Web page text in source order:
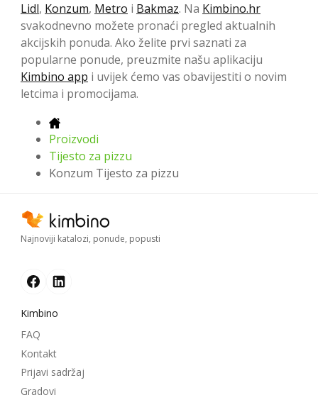
Lidl, Konzum, Metro i Bakmaz. Na Kimbino.hr
svakodnevno možete pronaći pregled aktualnih
akcijskih ponuda. Ako želite prvi saznati za
popularne ponude, preuzmite našu aplikaciju
Kimbino app i uvijek ćemo vas obavijestiti o novim
letcima i promocijama.
Proizvodi
Tijesto za pizzu
Konzum Tijesto za pizzu
Najnoviji katalozi, ponude, popusti
Kimbino
FAQ
Kontakt
Prijavi sadržaj
Gradovi